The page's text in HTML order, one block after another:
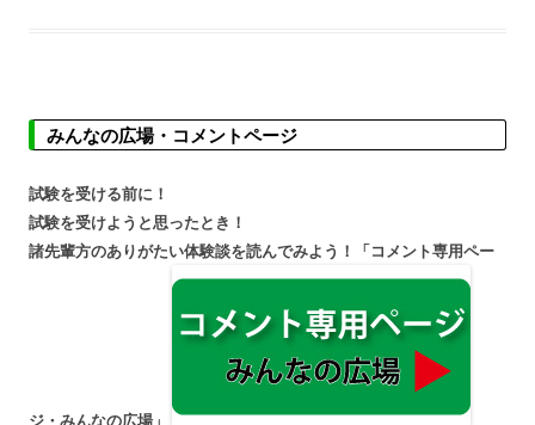
みんなの広場・コメントページ
試験を受ける前に！
試験を受けようと思ったとき！
諸先輩方のありがたい体験談を読んでみよう！「コメント専用ペー
ジ・みんなの広場」